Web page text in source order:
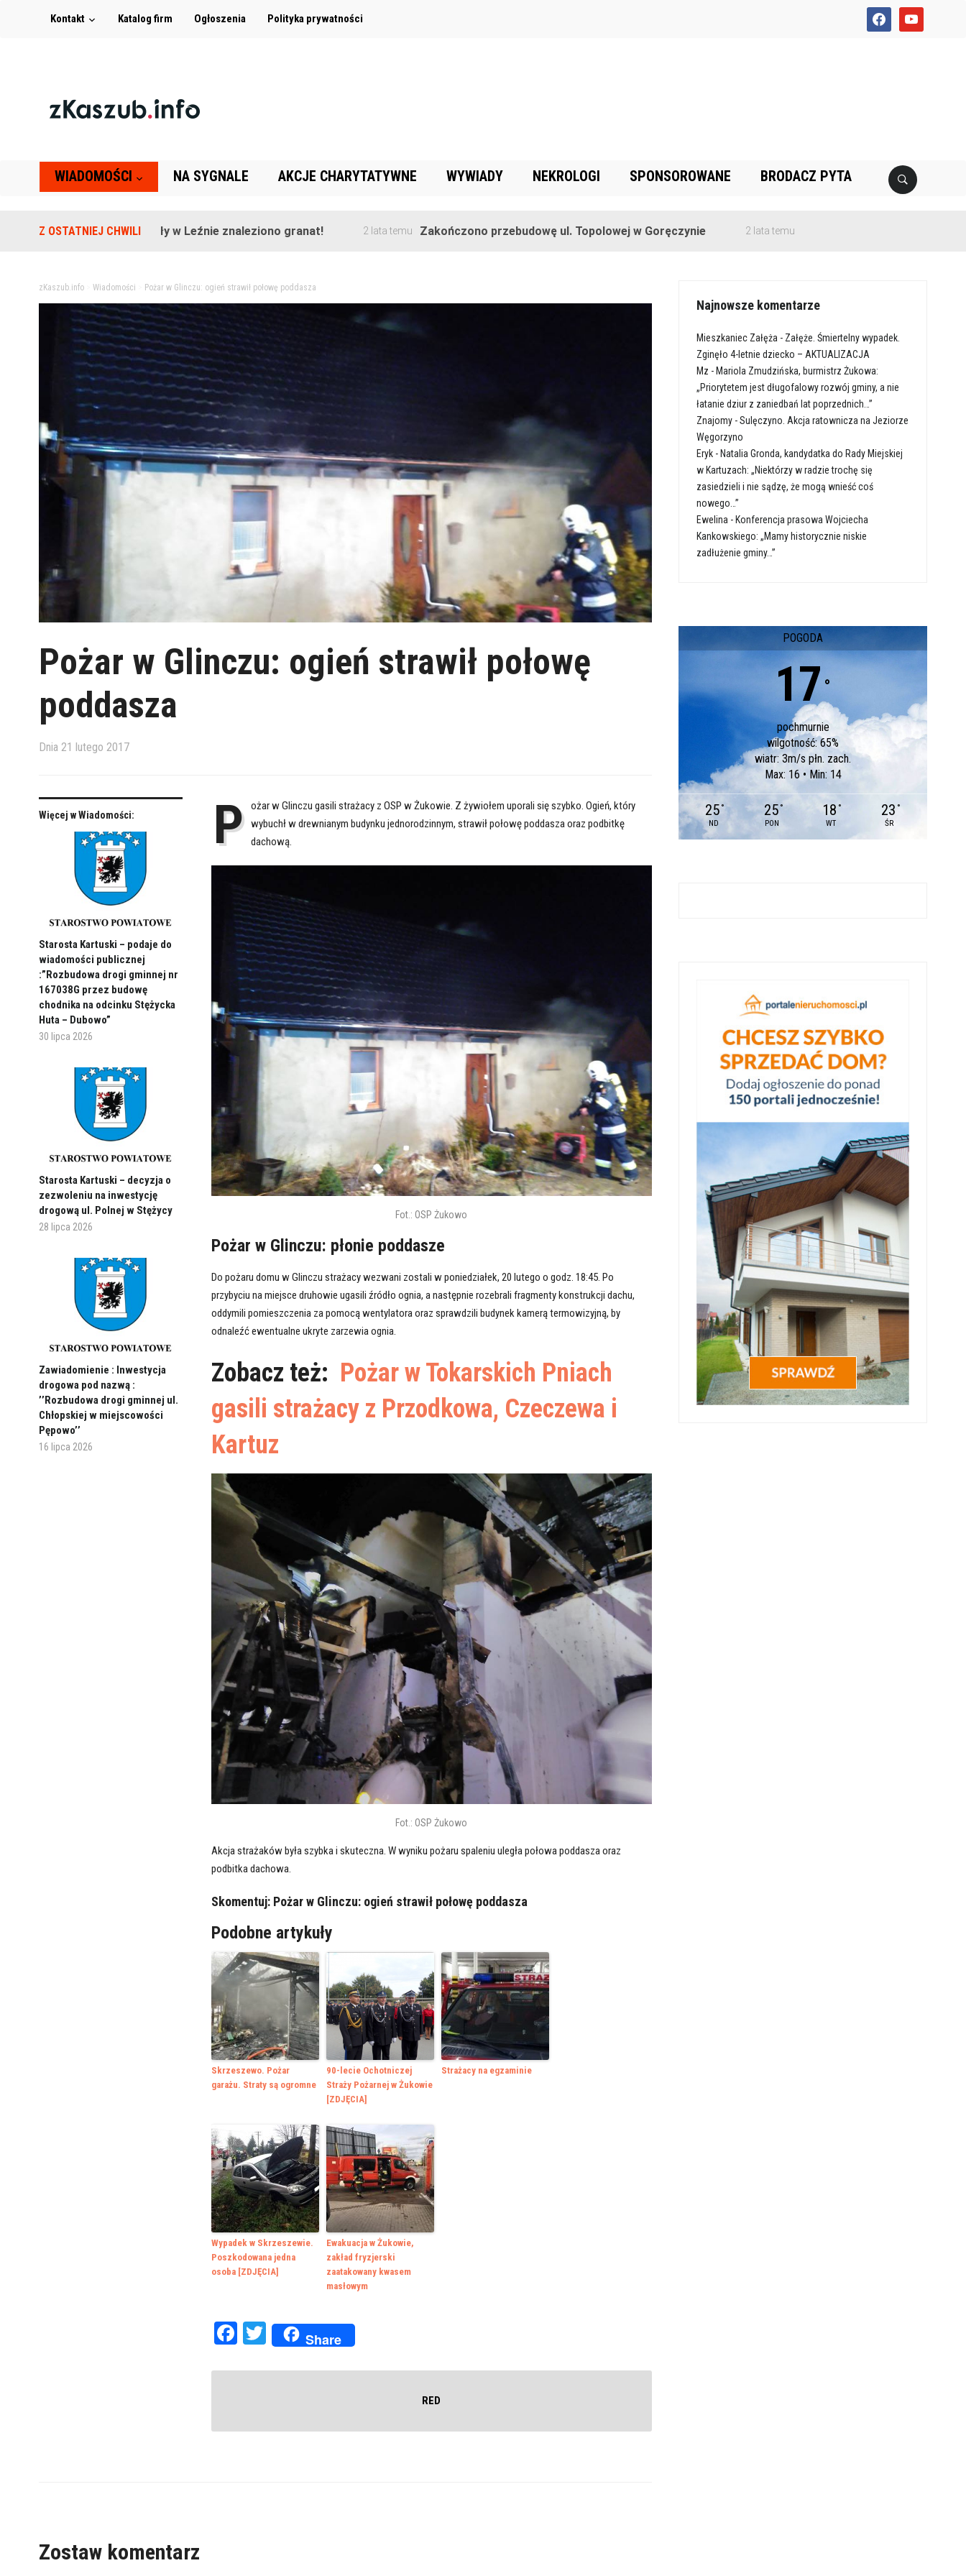
facebookyoutube
Kontakt Katalog firm Ogłoszenia Polityka prywatności
WIADOMOŚCI NA SYGNALE AKCJE CHARYTATYWNE WYWIADY NEKROLOGI SPONSOROWANE BRODACZ PYTA
Z OSTATNIEJ CHWILI
Na terenie szkoły w Leźnie znaleziono granat! 2 lata temu Zakończono przebudowę ul. Topolowej w Goręczynie 2 lata temu
zKaszub.info> Wiadomości Pożar w Glinczu: ogień strawił połowę poddasza
Pożar w Glinczu: ogień strawił połowę
poddasza
Dnia 21 lutego 2017
Więcej w Wiadomości:
Starosta Kartuski – podaje do
wiadomości publicznej
:”Rozbudowa drogi gminnej nr
167038G przez budowę
chodnika na odcinku Stężycka
Huta – Dubowo”
30 lipca 2026
Starosta Kartuski – decyzja o
zezwoleniu na inwestycję
drogową ul. Polnej w Stężycy
28 lipca 2026
Zawiadomienie : Inwestycja
drogowa pod nazwą :
’’Rozbudowa drogi gminnej ul.
Chłopskiej w miejscowości
Pępowo’’
16 lipca 2026
P ożar w Glinczu gasili strażacy z OSP w Żukowie. Z żywiołem uporali się szybko. Ogień, który
wybuchł w drewnianym budynku jednorodzinnym, strawił połowę poddasza oraz podbitkę
dachową.
Fot.: OSP Żukowo
Pożar w Glinczu: płonie poddasze
Do pożaru domu w Glinczu strażacy wezwani zostali w poniedziałek, 20 lutego o godz. 18:45. Po
przybyciu na miejsce druhowie ugasili źródło ognia, a następnie rozebrali fragmenty konstrukcji dachu,
oddymili pomieszczenia za pomocą wentylatora oraz sprawdzili budynek kamerą termowizyjną, by
odnaleźć ewentualne ukryte zarzewia ognia.
Zobacz też: Pożar w Tokarskich Pniach
gasili strażacy z Przodkowa, Czeczewa i
Kartuz
Fot.: OSP Żukowo
Akcja strażaków była szybka i skuteczna. W wyniku pożaru spaleniu uległa połowa poddasza oraz
podbitka dachowa.
Skomentuj: Pożar w Glinczu: ogień strawił połowę poddasza
Podobne artykuły
Skrzeszewo. Pożar
garażu. Straty są ogromne
90-lecie Ochotniczej
Straży Pożarnej w Żukowie
[ZDJĘCIA]
Strażacy na egzaminie
Wypadek w Skrzeszewie.
Poszkodowana jedna
osoba [ZDJĘCIA]
Ewakuacja w Żukowie,
zakład fryzjerski
zaatakowany kwasem
masłowym
Facebook
Twitter
Share
RED
Zostaw komentarz
Najnowsze komentarze
Mieszkaniec Załęża - Załęże. Śmiertelny wypadek.
Zginęło 4-letnie dziecko – AKTUALIZACJA
Mz - Mariola Zmudzińska, burmistrz Żukowa:
„Priorytetem jest długofalowy rozwój gminy, a nie
łatanie dziur z zaniedbań lat poprzednich…”
Znajomy -Sulęczyno. Akcja ratownicza na Jeziorze
Węgorzyno
Eryk - Natalia Gronda, kandydatka do Rady Miejskiej
w Kartuzach: „Niektórzy w radzie trochę się
zasiedzieli i nie sądzę, że mogą wnieść coś
nowego…”
Ewelina - Konferencja prasowa Wojciecha
Kankowskiego: „Mamy historycznie niskie
zadłużenie gminy…”
POGODA
17 °
pochmurnie
wilgotność: 65%
wiatr: 3m/s płn. zach.
Max: 16 • Min: 14
25 °
ND
25 °
PON
18 °
WT
23 °
ŚR